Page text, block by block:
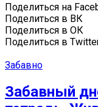
Поделиться на
Поделиться в ВК
Поделиться в ОК
Поделиться в
Забавно
Забавный